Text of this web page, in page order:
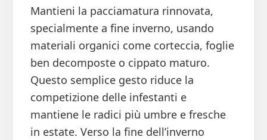
Mantieni la pacciamatura rinnovata,
specialmente a fine inverno, usando
materiali organici come corteccia, foglie
ben decomposte o cippato maturo.
Questo semplice gesto riduce la
competizione delle infestanti e
mantiene le radici più umbre e fresche
in estate. Verso la fine dell’inverno